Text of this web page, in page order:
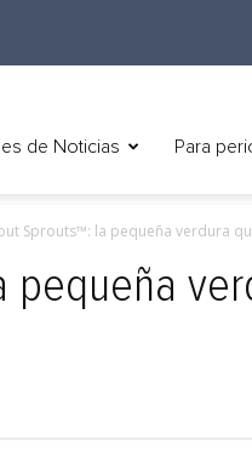
de Noticias Para
Sprouts™: la pequeña verdura
pequeña